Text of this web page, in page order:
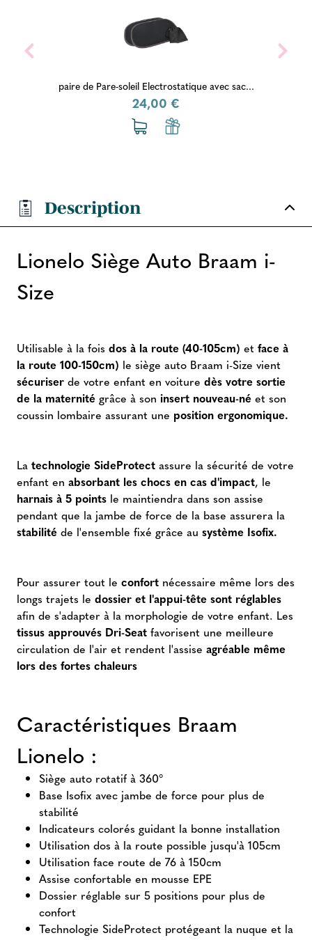
soleil Electrostatique avec sac... Protection pour
Description
Lionelo Siège Auto Braam i-
Size
Utilisable à la fois dos à la route (40-105cm) et face à
la route 100-150cm) le siège auto Braam i-Size vient
sécuriser de votre enfant en voiture dès votre sortie
de la maternité grâce à son insert nouveau-né et son
coussin lombaire assurant une position ergonomique.
La technologie SideProtect assure la sécurité de votre
enfant en absorbant les chocs en cas d'impact, le
harnais à 5 points le maintiendra dans son assise
pendant que la jambe de force de la base assurera la
stabilité de l'ensemble fixé grâce au système Isofix.
Pour assurer tout le confort nécessaire même lors des
longs trajets le dossier et l'appui-tête sont réglables
afin de s'adapter à la morphologie de votre enfant. Les
tissus approuvés Dri-Seat favorisent une meilleure
circulation de l'air et rendent l'assise agréable même
lors des fortes chaleurs
Caractéristiques Braam
Lionelo :
Siège auto rotatif à 360°
Base Isofix avec jambe de force pour plus de
stabilité
Indicateurs colorés guidant la bonne installation
Utilisation dos à la route possible jusqu'à 105cm
Utilisation face route de 76 à 150cm
Assise confortable en mousse EPE
Dossier réglable sur 5 positions pour plus de
confort
Technologie SideProtect protégeant la nuque et la